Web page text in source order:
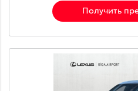
Получить